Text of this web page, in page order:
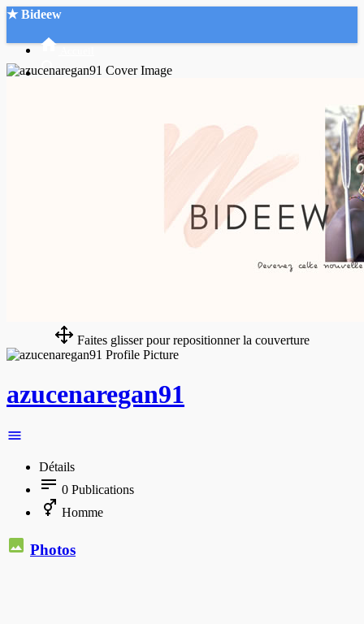
★ Bideew
Faites glisser pour repositionner la couverture
azucenaregan91
Détails
0 Publications
Homme
Photos